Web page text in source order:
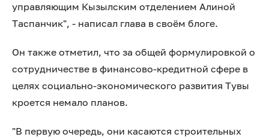
управляющим Кызылским отделением Алиной
Таспанчик", - написал глава в своём блоге.
Он также отметил, что за общей формулировкой о
сотрудничестве в финансово-кредитной сфере в
целях социально-экономического развития Тувы
кроется немало планов.
"В первую очередь, они касаются строительных